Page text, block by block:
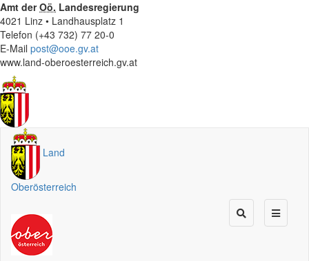
Amt derOö. Landesregierung
4021 Linz • Landhausplatz 1
Telefon (+43 732) 77 20-0
E-Mail post@ooe.gv.at
www.land-oberoesterreich.gv.at
Land
Oberösterreich